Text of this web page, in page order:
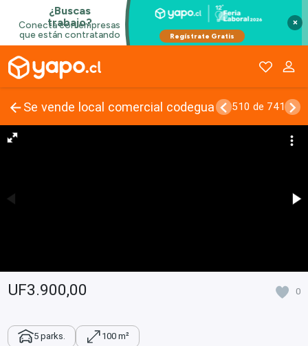
×
Se vende local comercial codegua 510 de 741
UF3.900,00 0
5 parks. 100 m²